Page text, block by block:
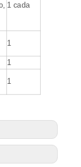
1 cada
1
1
1